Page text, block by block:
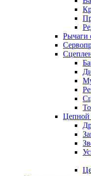
Рычаги
Цепной